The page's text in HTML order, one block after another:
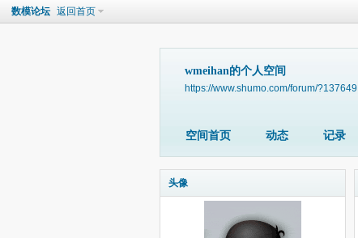
数模论坛 返回首页
wmeihan的个人空间
https://www.shumo.com/forum/?137649
空间首页 动态 记录
头像